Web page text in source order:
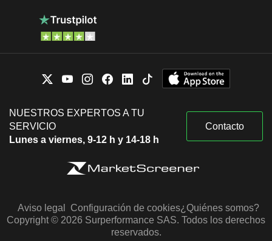
NUESTROS EXPERTOS A TU
SERVICIO
Lunes a viernes, 9-12 h y 14-18 h
Contacto
Aviso legal Configuración de cookies¿Quiénes somos?
Copyright © 2026 Surperformance SAS. Todos los derechos
reservados.